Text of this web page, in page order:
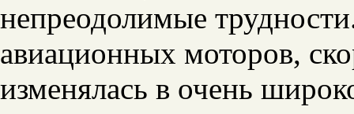
непреодолимые
авиационных моторов,
изменялась в очень